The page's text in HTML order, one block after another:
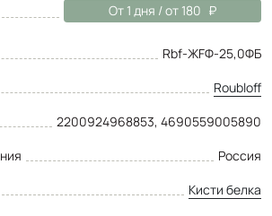
От 1 дня / от 180
Rbf-ЖFФ-25,0ФБ
Roubloff
2200924968853, 4690559005890
Россия
Кисти белка